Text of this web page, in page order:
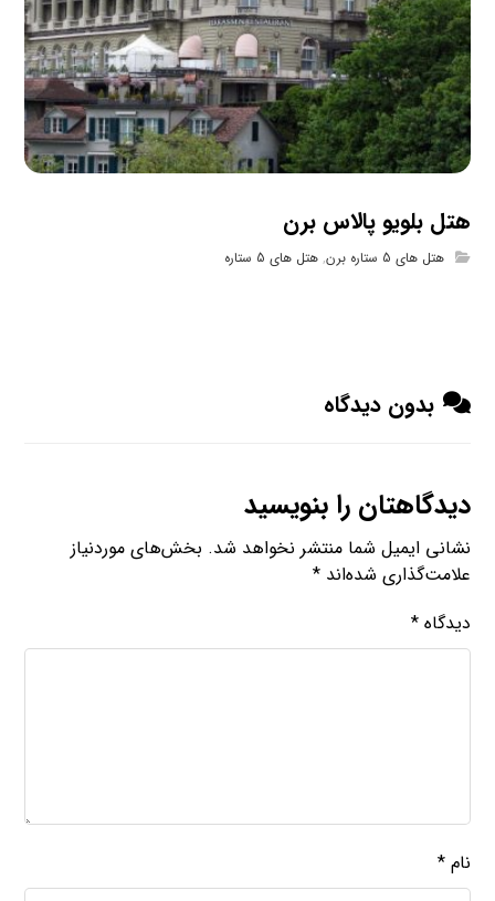
هتل بلویو پالاس برن
هتل های 5 ستاره برن ,هتل های 5 ستاره
بدون دیدگاه
دیدگاهتان را بنویسید
نشانی ایمیل شما منتشر نخواهد شد. بخش‌های موردنیاز
علامت‌گذاری شده‌اند*
دیدگاه*
نام*